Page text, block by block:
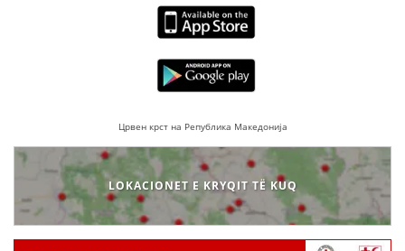
Црвен крст на Република Македонија
LOKACIONET E KRYQIT TË KUQ